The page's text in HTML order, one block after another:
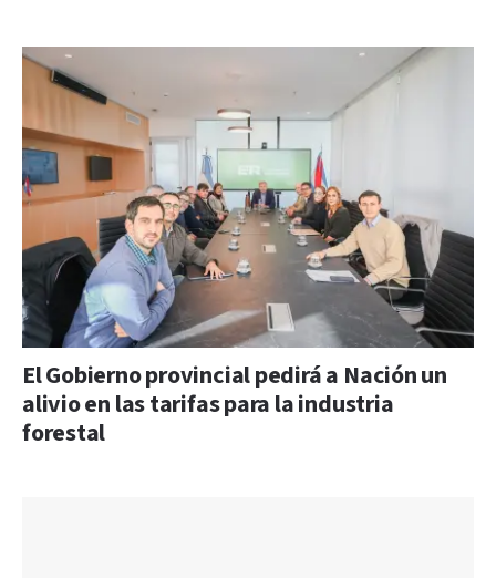
El Gobierno provincial pedirá a Nación un
alivio en las tarifas para la industria
forestal